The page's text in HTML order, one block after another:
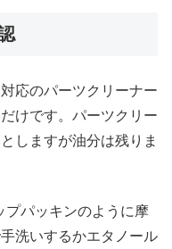
応のパーツクリーナー
けです。パーツクリー
しますが油分は残りま
プパッキンのように摩
洗いするかエタノール